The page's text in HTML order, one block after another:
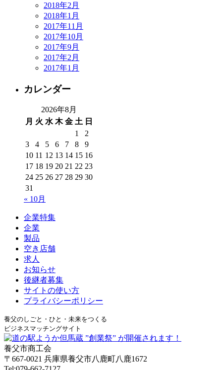
2018年2月
2018年1月
2017年11月
2017年10月
2017年9月
2017年2月
2017年1月
カレンダー
2026年8月
月 火 水 木 金 土 日
1
2
3
4 5 6 7 8
9
10 11 12 13 14 15 16
17 18 19 20 21 22 23
24 25 26 27 28 29 30
31
« 10月
企業特集
企業
製品
空き店舗
求人
お知らせ
後継者募集
サイトの使い方
プライバシーポリシー
養父のしごと・ひと・未来をつくる
ビジネスマッチングサイト
養父市商工会
〒667-0021 兵庫県養父市八鹿町八鹿1672